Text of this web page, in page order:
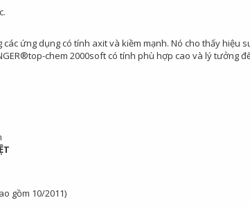
ứng dụng có tính axit và kiềm mạnh. Nó cho thấy hiệu
chem 2000soft có tính phù hợp cao và lý tưởng
gồm 10/2011)